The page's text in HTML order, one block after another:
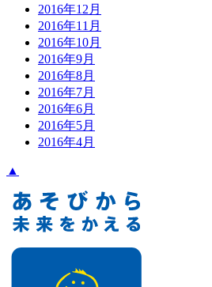
2016年12月
2016年11月
2016年10月
2016年9月
2016年8月
2016年7月
2016年6月
2016年5月
2016年4月
▲